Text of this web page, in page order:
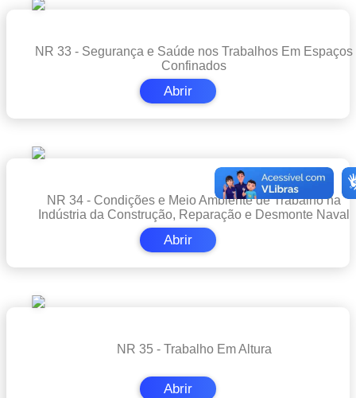
NR 33 - Segurança e Saúde nos Trabalhos Em Espaços
Confinados
Abrir
NR 34 - Condições e Meio Ambiente de Trabalho na
Indústria da Construção, Reparação e Desmonte Naval
Abrir
NR 35 - Trabalho Em Altura
Abrir